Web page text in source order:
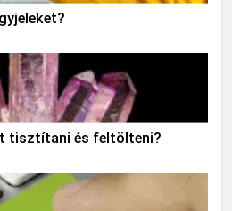
tisztítani és feltölteni?